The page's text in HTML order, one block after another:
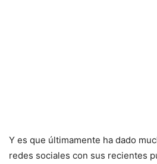
Y es que últimamente ha dado
redes sociales con sus recientes